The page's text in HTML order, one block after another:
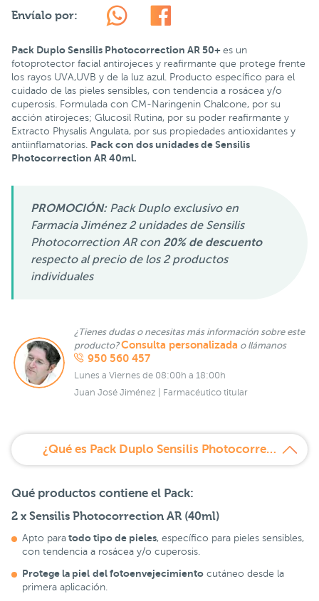
Envíalo por:
Pack Duplo Sensilis Photocorrection AR 50+ es un
fotoprotector facial antirojeces y reafirmante que protege frente
los rayos UVA,UVB y de la luz azul. Producto específico para el
cuidado de las pieles sensibles, con tendencia a rosácea y/o
cuperosis. Formulada con CM-Naringenin Chalcone, por su
acción atirojeces; Glucosil Rutina, por su poder reafirmante y
Extracto Physalis Angulata, por sus propiedades antioxidantes y
antiinflamatorias. Pack con dos unidades de Sensilis
Photocorrection AR 40ml.
PROMOCIÓN: Pack Duplo exclusivo en
Farmacia Jiménez 2 unidades de Sensilis
Photocorrection AR con 20% de descuento
respecto al precio de los 2 productos
individuales
¿Tienes dudas o necesitas más información sobre este
producto?Consulta personalizada o llámanos
950 560 457
Lunes a Viernes de 08:00h a 18:00h
Juan José Jiménez | Farmacéutico titular
¿Qué es Pack Duplo Sensilis Photocorrection AR 50+?
Qué productos contiene el Pack:
2 x Sensilis Photocorrection AR (40ml)
Apto para todo tipo de pieles, específico para pieles sensibles,
con tendencia a rosácea y/o cuperosis.
Protege la piel del fotoenvejecimiento cutáneo desde la
primera aplicación.